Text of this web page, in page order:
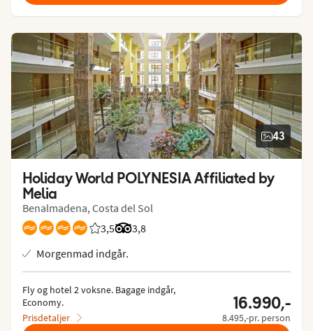
43
Holiday World POLYNESIA Affiliated by
Melia
Benalmadena, Costa del Sol
3,5
Bedømmelse fra Spies gæster: 3.5/5
3,8
Bedømmelse fra Tripadvisor: 3.8 of 5
Morgenmad indgår.
Fly og hotel 2 voksne. Bagage indgår,
Economy.
Prisdetaljer
16.990,-
8.495,-pr. person